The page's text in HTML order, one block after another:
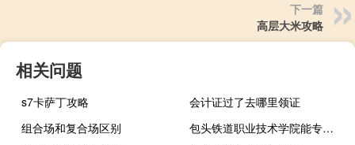
下一篇
高层大米攻略
相关问题
s7卡萨丁攻略
会计证过了去哪里领证
组合场和复合场区别
包头铁道职业技术学院能专升本吗